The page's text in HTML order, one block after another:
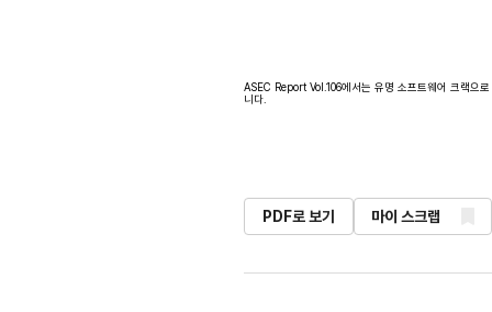
ASEC Report Vol.106에서는 유명 소프트웨어 크랙으
니다.
PDF로 보기 마이 스크랩